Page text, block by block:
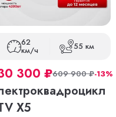
62
км/ч 55 км
300 ₽609 900₽-13%
X5